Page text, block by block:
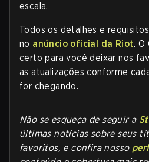
escala.
Todos os detalhes e
no anúncio oficial da Riot. O
certo para você deixar nos
as atualizações conforme
for chegando.
Não se esqueça de seguir a
últimas notícias sobre seus
favoritos, e confira nosso